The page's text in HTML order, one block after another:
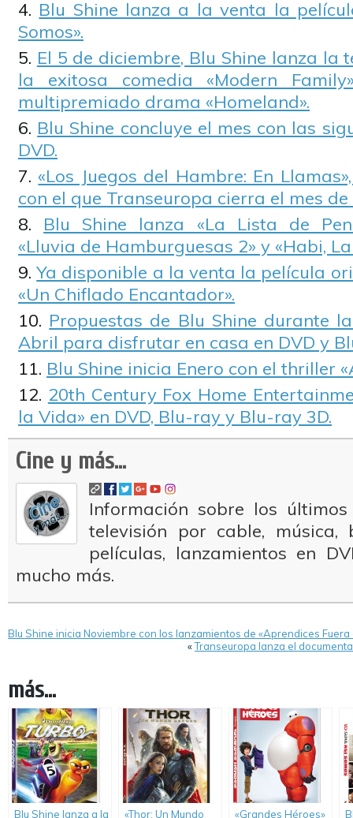
Blu Shine lanza a la venta la
Somos».
El 5 de diciembre, Blu Shine lanza la
la exitosa comedia «Modern
multipremiado drama «Homeland».
Blu Shine concluye el mes con las
DVD.
«Los Juegos del Hambre: En
con el que Transeuropa cierra el mes de
Blu Shine lanza «La Lista de
«Lluvia de Hamburguesas 2» y «Habi,
Ya disponible a la venta la película
«Un Chiflado Encantador».
Propuestas de Blu Shine durante
Abril para disfrutar en casa en DVD y
Blu Shine inicia Enero con el thriller
20th Century Fox Home
la Vida» en DVD, Blu-ray y Blu-ray 3D.
Cine y más...
Información sobre los
televisión por cable, música,
películas, lanzamientos en
mucho más.
Blu Shine inicia Noviembre con los lanzamientos de «Aprendices Fuera
«Transeuropa lanza el
más...
Blu Shine lanza a la «Thor: Un Mundo «Grandes Héroes»